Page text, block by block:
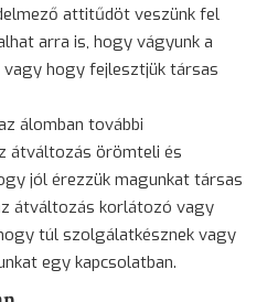
attitűdöt veszünk fel
arra is, hogy vágyunk a
hogy fejlesztjük társas
álomban további
átváltozás örömteli és
jól érezzük magunkat társas
átváltozás korlátozó vagy
túl szolgálatkésznek vagy
egy kapcsolatban.